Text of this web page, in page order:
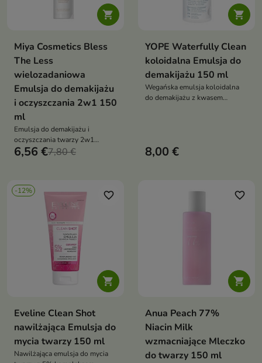

Miya Cosmetics Bless
The Less
wielozadaniowa
Emulsja do demakijażu
i oczyszczania 2w1 150
ml
Emulsja do demakijażu i
oczyszczania twarzy 2w1
skutecznie usuwa makijaż,
6,56 €7,80 €

YOPE Waterfully Clean
koloidalna Emulsja do
demakijażu 150 ml
Wegańska emulsja koloidalna
do demakijażu z kwasem
8,00 €
-12%

favorite_border
Eveline Clean Shot
nawilżająca Emulsja do
mycia twarzy 150 ml
Nawilżająca emulsja do mycia

favorite_border
Anua Peach 77%
Niacin Milk
wzmacniające Mleczko
do twarzy 150 ml